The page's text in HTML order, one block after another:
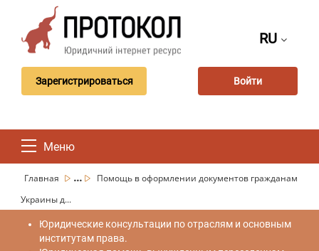
RU
Зарегистрироваться Войти
Меню
Главная ...
Помощь в оформлении документов гражданам
Украины д...
Юридические консультации по отраслям и основным
институтам права.